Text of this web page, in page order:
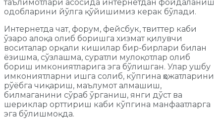
таълимотлари асосида интернетдан фойдаланиш
одобларини йўлга қўйишимиз керак бўлади.
Интернетда чат, форум, фейсбук, твиттер каби
ўзаро алоқа олиб боришга хизмат қилувчи
воситалар орқали кишилар бир-бирлари билан
ёзишма, сўзлашма, суратли мулоқотлар олиб
бориш имкониятларига эга бўлишган. Улар ушбу
имкониятларни ишга солиб, кўпгина ҳожатларини
рўёбга чиқариш, маълумот алмашиш,
билмаганини сўраб ўрганиш, янги дўст ва
шериклар орттириш каби кўпгина манфаатларга
эга бўлишмоқда.